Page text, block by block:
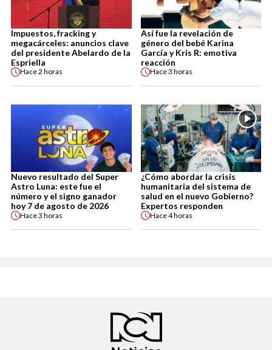
Impuestos, fracking y
megacárceles: anuncios clave
del presidente Abelardo de la
Espriella
Hace2 horas
Así fue la revelación de
género del bebé Karina
García y Kris R: emotiva
reacción
Hace3 horas
Nuevo resultado del Super
Astro Luna: este fue el
número y el signo ganador
hoy 7 de agosto de 2026
Hace3 horas
¿Cómo abordar la crisis
humanitaria del sistema de
salud en el nuevo Gobierno?
Expertos responden
Hace4 horas